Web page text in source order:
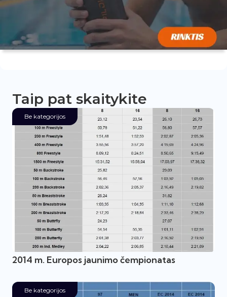
Taip pat skaitykite
Be kategorijos
2014 m. Europos jaunimo čempionatas
Be kategorijos